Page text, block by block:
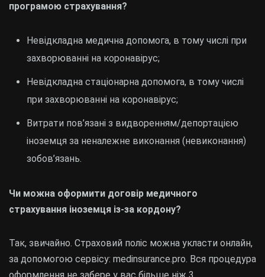
програмою страхування?
Невідкладна медична допомога, в тому числі при
захворюванні на коронавірус;
Невідкладна стаціонарна допомога, в тому числі
при захворюванні на коронавірус;
Витрати пов’язані з видворенням/депортацією
іноземця за неналежне виконання (невиконання)
зобов’язань.
Чи можна оформити договір медичного
страхування іноземця із-за кордону?
Так, звичайно. Страховий поліс можна укласти онлайн,
за допомогою сервісу: medinsurance.pro. Вся процедура